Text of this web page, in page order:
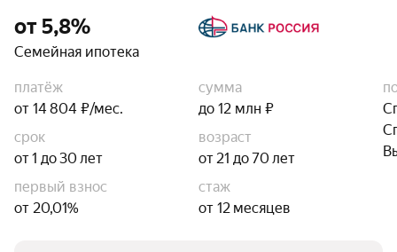
от 5,8%
Семейная ипотека
платёж
от 14 804 ₽/мес.
сумма
до 12 млн ₽
срок
от 1 до 30 лет
возраст
от 21 до 70 лет
первый взнос
от 20,01%
стаж
от 12 месяцев